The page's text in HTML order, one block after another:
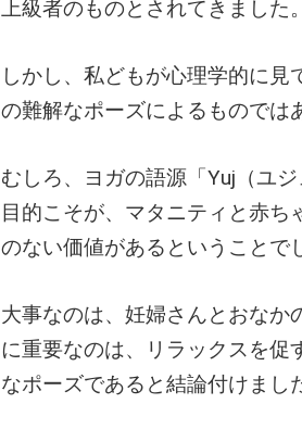
上級者のものとされてきました。
しかし、私どもが心理学的に
の難解なポーズによるものでは
むしろ、ヨガの語源「Yuj（ユ
目的こそが、マタニティと赤ち
のない価値があるということで
大事なのは、妊婦さんとおなか
に重要なのは、リラックスを促
なポーズであると結論付けまし